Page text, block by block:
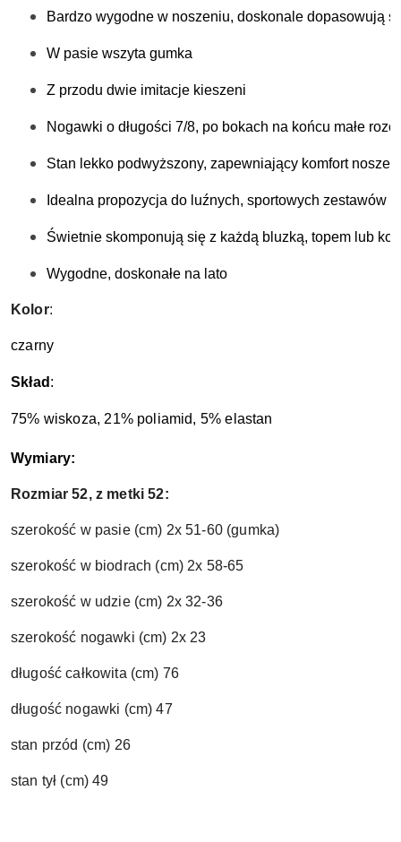
Bardzo wygodne w noszeniu, doskonale dopasowują
W pasie wszyta gumka
Z przodu dwie imitacje kieszeni
Nogawki o długości 7/8, po bokach na końcu małe
Stan lekko podwyższony, zapewniający komfort
Idealna propozycja do luźnych, sportowych zestawów
Świetnie skomponują się z każdą bluzką, topem lub
Wygodne, doskonałe na lato
Kolor:
czarny
Skład :
75% wiskoza, 21% poliamid, 5% elastan
Wymiary:
Rozmiar 52, z metki 52:
szerokość w pasie (cm) 2x 51-60(gumka)
szerokość w biodrach (cm) 2x 58-65
szerokość w udzie (cm) 2x 32-36
szerokość nogawki (cm) 2x 23
długość całkowita (cm) 76
długość nogawki (cm) 47
stan przód (cm) 26
stan tył (cm) 49